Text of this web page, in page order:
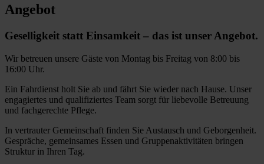
Angebot
Geselligkeit statt Einsamkeit – das ist unser Angebot.
Wir betreuen unsere Gäste von Montag bis Freitag von 8:00 bis
16:00 Uhr.
Ein Fahrdienst holt Sie ab und fährt Sie wieder nach Hause. Unser
engagiertes und qualifiziertes Team sorgt für liebevolle Betreuung
und fachgerechte Pflege.
In vertrauter Gemeinschaft finden Sie Austausch und Geborgenheit.
Gespräche, gemeinsames Essen und Gruppenaktivitäten bringen
Struktur in Ihren Tag.